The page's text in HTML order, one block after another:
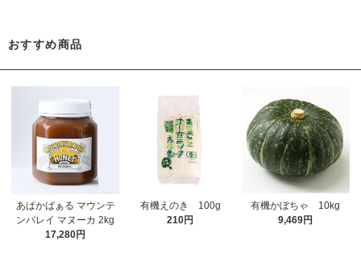
おすすめ商品
あぱかばぁる マウンテ
ンバレイ マヌーカ 2kg
17,280円
有機えのき 100g
210円
有機かぼちゃ 10kg
9,469円